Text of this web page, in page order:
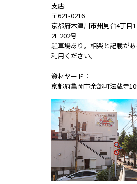
支店:
〒621-0216
京都府木津川市州見台4丁目
2F 202号
駐車場あり。相楽と記載が
利用ください。
資材ヤード：
京都府亀岡市余部町法蔵寺